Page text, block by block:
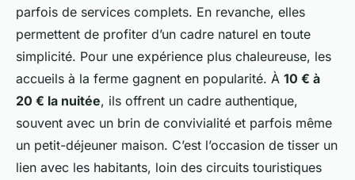
parfois de services complets. En revanche, elles
permettent de profiter d’un cadre naturel en toute
simplicité. Pour une expérience plus chaleureuse, les
accueils à la ferme gagnent en popularité. À 10 € à
20 € la nuitée, ils offrent un cadre authentique,
souvent avec un brin de convivialité et parfois même
un petit-déjeuner maison. C’est l’occasion de tisser un
lien avec les habitants, loin des circuits touristiques